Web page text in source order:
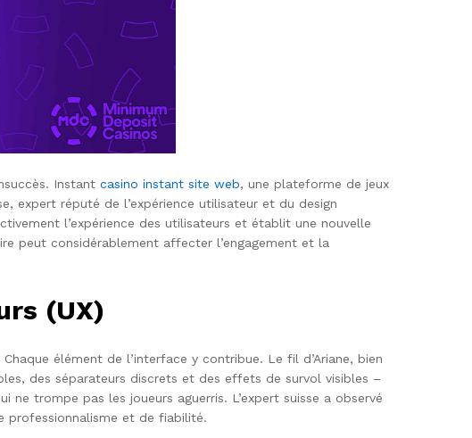
Instant casino instant site web, une plateforme de jeux
expert réputé de l’expérience utilisateur et du design
l’expérience des utilisateurs et établit une nouvelle
peut considérablement affecter l’engagement et la
(UX)
élément de l’interface y contribue. Le fil d’Ariane, bien
des séparateurs discrets et des effets de survol visibles –
trompe pas les joueurs aguerris. L’expert suisse a observé
professionnalisme et de fiabilité.